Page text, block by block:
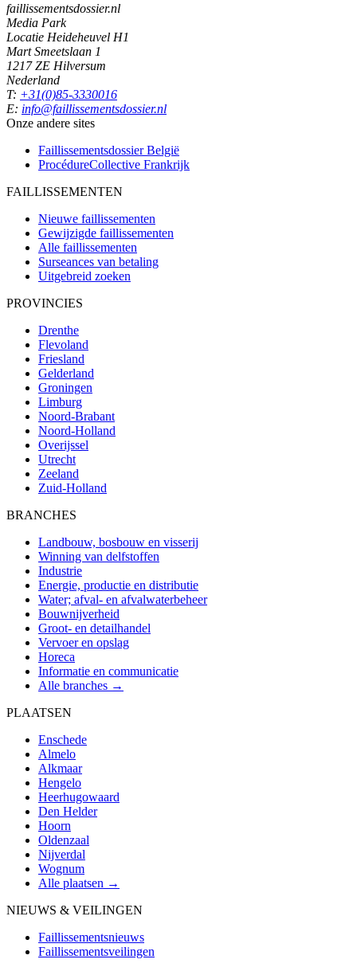
faillissementsdossier.nl
Media Park
Locatie Heideheuvel H1
Mart Smeetslaan 1
1217 ZE Hilversum
Nederland
T: +31(0)85-3330016
E: info@faillissementsdossier.nl
Onze andere sites
Faillissementsdossier België
ProcédureCollective Frankrijk
FAILLISSEMENTEN
Nieuwe faillissementen
Gewijzigde faillissementen
Alle faillissementen
Surseances van betaling
Uitgebreid zoeken
PROVINCIES
Drenthe
Flevoland
Friesland
Gelderland
Groningen
Limburg
Noord-Brabant
Noord-Holland
Overijssel
Utrecht
Zeeland
Zuid-Holland
BRANCHES
Landbouw, bosbouw en visserij
Winning van delfstoffen
Industrie
Energie, productie en distributie
Water; afval- en afvalwaterbeheer
Bouwnijverheid
Groot- en detailhandel
Vervoer en opslag
Horeca
Informatie en communicatie
Alle branches →
PLAATSEN
Enschede
Almelo
Alkmaar
Hengelo
Heerhugowaard
Den Helder
Hoorn
Oldenzaal
Nijverdal
Wognum
Alle plaatsen →
NIEUWS & VEILINGEN
Faillissementsnieuws
Faillissementsveilingen